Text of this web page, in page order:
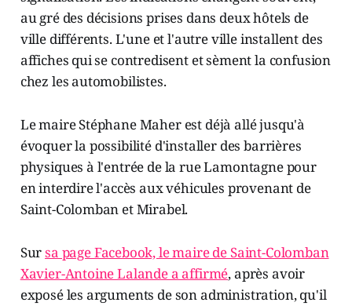
au gré des décisions prises dans deux hôtels de
ville différents. L'une et l'autre ville installent des
affiches qui se contredisent et sèment la confusion
chez les automobilistes.
Le maire Stéphane Maher est déjà allé jusqu'à
évoquer la possibilité d'installer des barrières
physiques à l'entrée de la rue Lamontagne pour
en interdire l'accès aux véhicules provenant de
Saint-Colomban et Mirabel.
Sursa page Facebook, le maire de Saint-Colomban
Xavier-Antoine Lalande a affirmé, après avoir
exposé les arguments de son administration, qu'il